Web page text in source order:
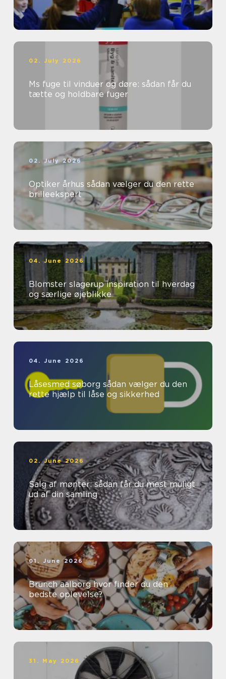
02. July 2026
Ms fuge til vinduer og døre: sådan får du
tætte og holdbare fuger
02. July 2026
Optiker århus sådan vælger du den rette
brilleekspert
04. June 2026
Blomster slagerup inspiration til hverdag
og særlige øjeblikke
04. June 2026
Låsesmed søborg sådan vælger du den
rette hjælp til låse og sikkerhed
02. June 2026
Salg af mønter: sådan får du mest muligt
ud af din samling
01. June 2026
Brunch aalborg hvor finder du den
bedste oplevelse?
31. May 2026